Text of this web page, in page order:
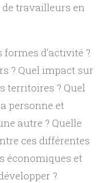
travailleurs en
d’activité ?
? Quel impact sur
territoires ? Quel
personne et
autre ? Quelle
ces différentes
économiques et
?